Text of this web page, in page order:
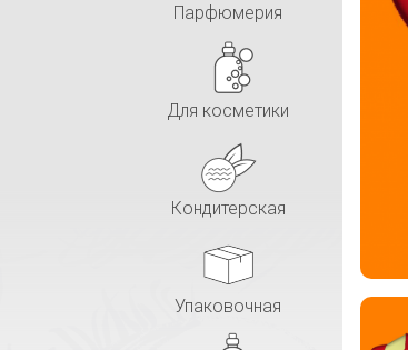
Парфюмерия
Для косметики
Кондитерская
Упаковочная